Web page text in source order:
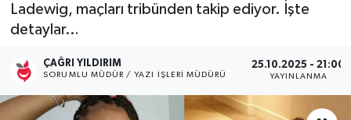
Ladewig, maçları tribünden takip ediyor. İşte
detaylar…
ÇAĞRI YILDIRIM
SORUMLU MÜDÜR / YAZI İŞLERI MÜDÜRÜ
25.10.2025 - 21:00
YAYINLANMA
Kültür Sanat
Magazin
Medya